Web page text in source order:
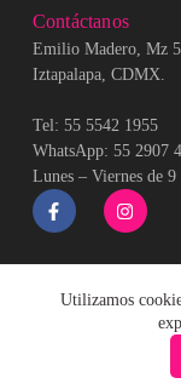
Utilizamos
Contáctanos
Emilio Madero, Mz
Iztapalapa, CDMX.
Tel: 55 5542 1955
WhatsApp: 55 2907
Lunes – Viernes de
2026
💬